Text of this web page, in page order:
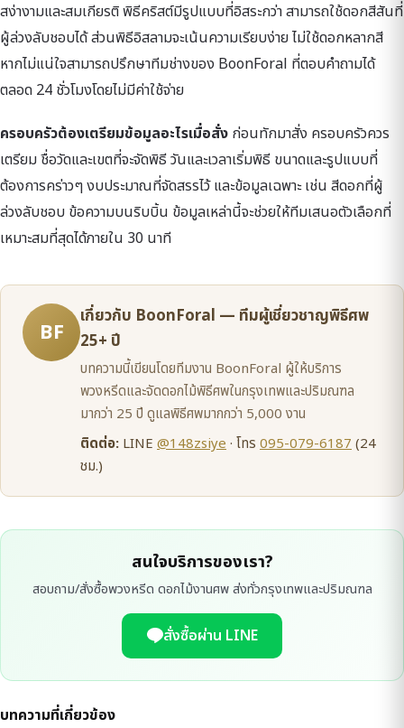
สง่างามและสมเกียรติ พิธีคริสต์มีรูปแบบที่อิสระกว่า สามารถใช้ดอกสีสันที่
ผู้ล่วงลับชอบได้ ส่วนพิธีอิสลามจะเน้นความเรียบง่าย ไม่ใช้ดอกหลากสี
หากไม่แน่ใจสามารถปรึกษาทีมช่างของ BoonForal ที่ตอบคำถามได้
ตลอด 24 ชั่วโมงโดยไม่มีค่าใช้จ่าย
ครอบครัวต้องเตรียมข้อมูลอะไรเมื่อสั่ง ก่อนทักมาสั่ง ครอบครัวควร
เตรียม ชื่อวัดและเขตที่จะจัดพิธี วันและเวลาเริ่มพิธี ขนาดและรูปแบบที่
ต้องการคร่าวๆ งบประมาณที่จัดสรรไว้ และข้อมูลเฉพาะ เช่น สีดอกที่ผู้
ล่วงลับชอบ ข้อความบนริบบิ้น ข้อมูลเหล่านี้จะช่วยให้ทีมเสนอตัวเลือกที่
เหมาะสมที่สุดได้ภายใน 30 นาที
BF
เกี่ยวกับ BoonForal — ทีมผู้เชี่ยวชาญพิธีศพ
25+ ปี
บทความนี้เขียนโดยทีมงาน BoonForal ผู้ให้บริการ
พวงหรีดและจัดดอกไม้พิธีศพในกรุงเทพและปริมณฑล
มากว่า 25 ปี ดูแลพิธีศพมากกว่า 5,000 งาน
ติดต่อ: LINE @148zsiye· โทร 095-079-6187(24
ชม.)
สนใจบริการของเรา?
สอบถาม/สั่งซื้อพวงหรีด ดอกไม้งานศพ ส่งทั่วกรุงเทพและปริมณฑล
สั่งซื้อผ่าน LINE
บทความที่เกี่ยวข้อง